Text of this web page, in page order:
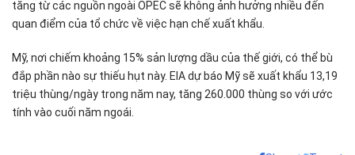
tăng từ các nguồn ngoài OPEC sẽ không ảnh hưởng nhiều đến
quan điểm của tổ chức về việc hạn chế xuất khẩu.
Mỹ, nơi chiếm khoảng 15% sản lượng dầu của thế giới, có thể bù
đắp phần nào sự thiếu hụt này. EIA dự báo Mỹ sẽ xuất khẩu 13,19
triệu thùng/ngày trong năm nay, tăng 260.000 thùng so với ước
tính vào cuối năm ngoái.